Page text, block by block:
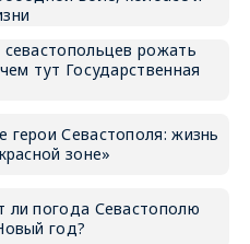
рожать
тут Государственная
герои Севастополя: жизнь
зоне»
ли погода Севастополю
год?